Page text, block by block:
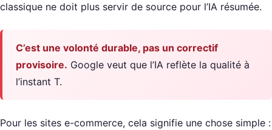
classique ne doit plus servir de source pour l’IA résumée.
C’est une volonté durable, pas un correctif
provisoire. Google veut que l’IA reflète la qualité à
l’instant T.
Pour les sites e-commerce, cela signifie une chose simple :